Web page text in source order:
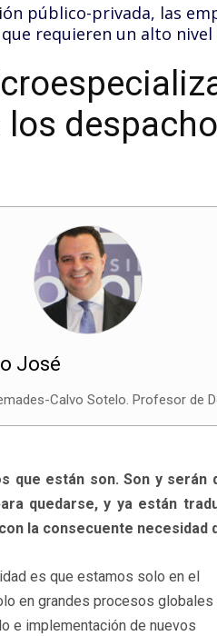
público-privada, las
requieren un alto
José
Calvo Sotelo. Profesor de
que están son. Son y serán
quedarse, y ya están
la consecuente necesidad
es que estamos solo en el
en grandes procesos globales
e implementación de nuevos